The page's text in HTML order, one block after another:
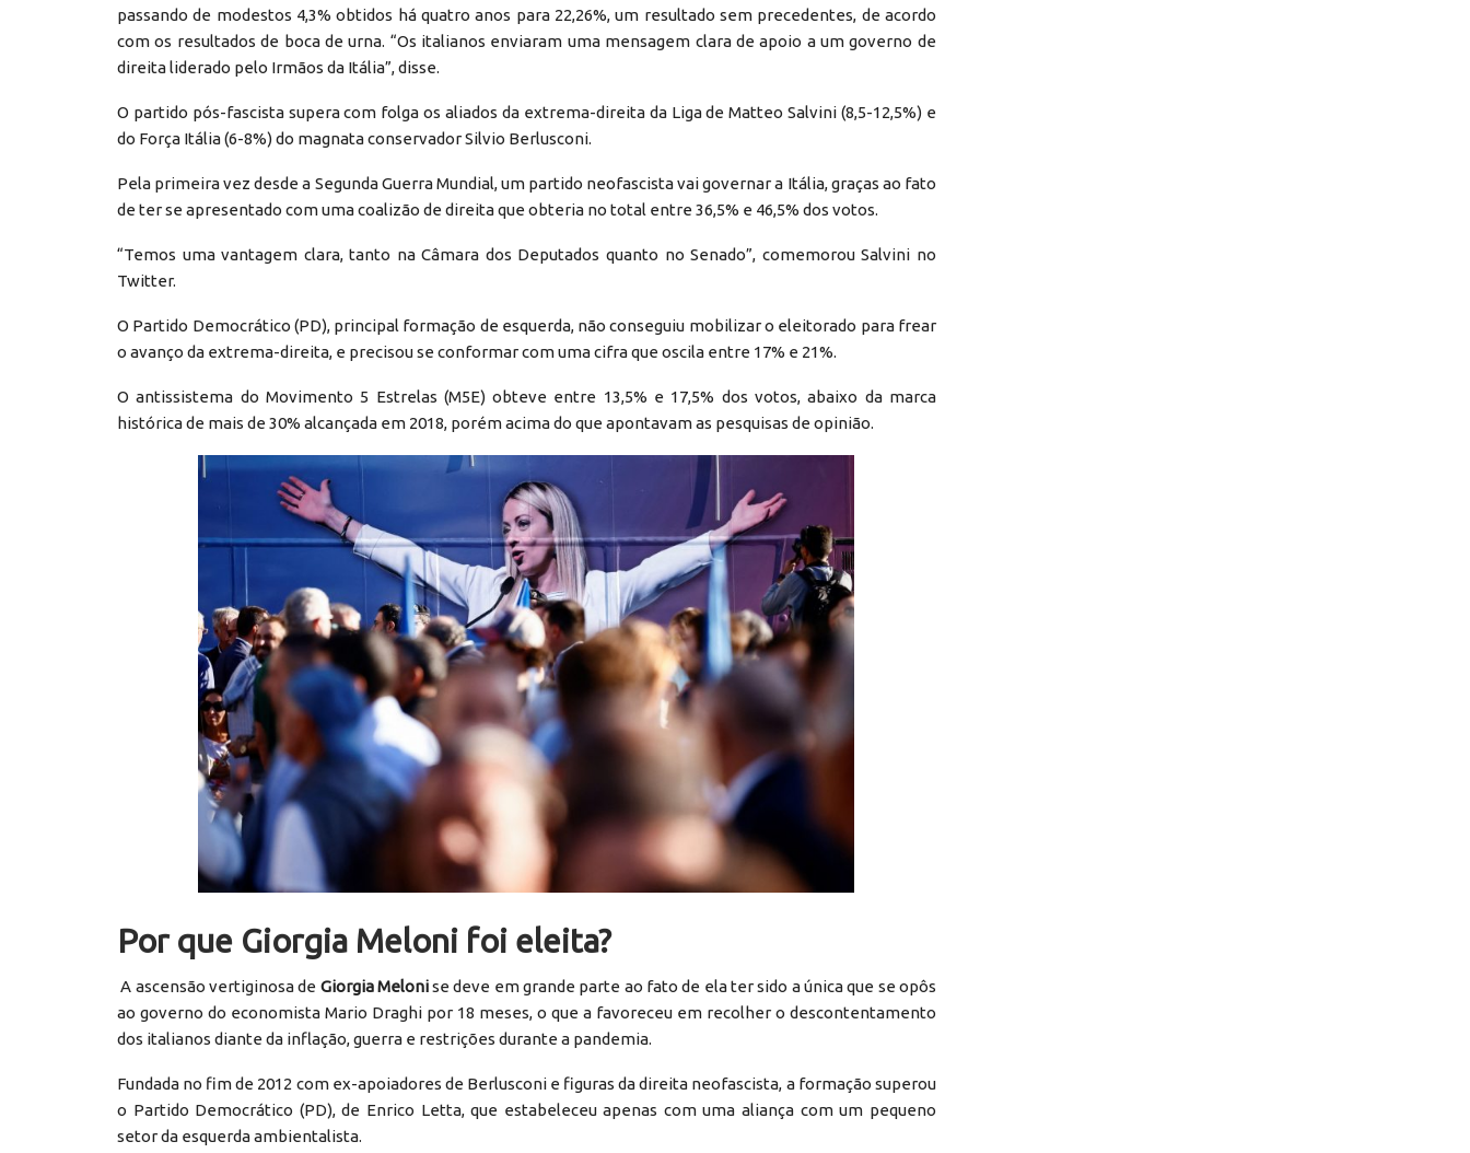
passando de modestos 4,3% obtidos há quatro anos para 22,26%, um resultado sem precedentes, de acordo
com os resultados de boca de urna. “Os italianos enviaram uma mensagem clara de apoio a um governo de
direita liderado pelo Irmãos da Itália”, disse.
O partido pós-fascista supera com folga os aliados da extrema-direita da Liga de Matteo Salvini (8,5-12,5%) e
do Força Itália (6-8%) do magnata conservador Silvio Berlusconi.
Pela primeira vez desde a Segunda Guerra Mundial, um partido neofascista vai governar a Itália, graças ao fato
de ter se apresentado com uma coalizão de direita que obteria no total entre 36,5% e 46,5% dos votos.
“Temos uma vantagem clara, tanto na Câmara dos Deputados quanto no Senado”, comemorou Salvini no
Twitter.
O Partido Democrático (PD), principal formação de esquerda, não conseguiu mobilizar o eleitorado para frear
o avanço da extrema-direita, e precisou se conformar com uma cifra que oscila entre 17% e 21%.
O antissistema do Movimento 5 Estrelas (M5E) obteve entre 13,5% e 17,5% dos votos, abaixo da marca
histórica de mais de 30% alcançada em 2018, porém acima do que apontavam as pesquisas de opinião.
Por que Giorgia Meloni foi eleita?
A ascensão vertiginosa de Giorgia Melonise deve em grande parte ao fato de ela ter sido a única que se opôs
ao governo do economista Mario Draghi por 18 meses, o que a favoreceu em recolher o descontentamento
dos italianos diante da inflação, guerra e restrições durante a pandemia.
Fundada no fim de 2012 com ex-apoiadores de Berlusconi e figuras da direita neofascista, a formação superou
o Partido Democrático (PD), de Enrico Letta, que estabeleceu apenas com uma aliança com um pequeno
setor da esquerda ambientalista.